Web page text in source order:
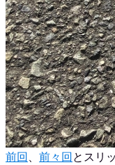
前回 、 前々回 とスリ